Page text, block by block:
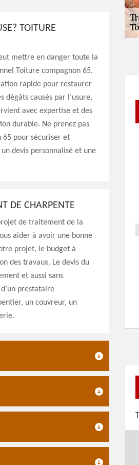
TOITURE
mettre en danger toute la
Toiture compagnon 65,
rapide pour restaurer
dégâts causés par l’usure,
avec expertise et des
durable. Ne prenez pas
65 pour sécuriser et
devis personnalisé et une
DE CHARPENTE
de traitement de la
aider à avoir une bonne
projet, le budget à
des travaux. Le devis du
et aussi sans
prestataire
un couvreur, un